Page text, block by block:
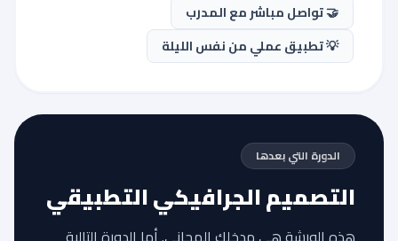
🤝 تواصل مباشر مع المدرب
💡 تطبيق عملي من نفس الليلة
الدورة التي بعدها
التصميم الجرافيكي التطبيقي